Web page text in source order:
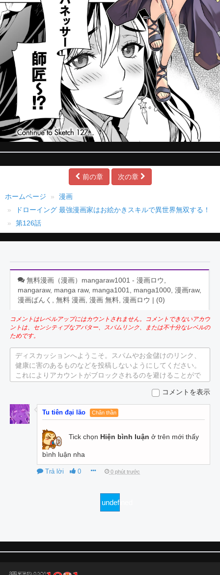
前の章 次の章
ホームページ
漫画
ドローイング 最強漫画家はお絵かきスキルで異世界無双する！
第126話
無料漫画（漫画）mangaraw1001 - 漫画ロウ,
mangaraw, manga raw, manga1001, manga1000, 漫画raw,
漫画ばんく, 無料 漫画, 漫画 無料, 漫画ロウ | (0)
コメントはレベルアップにはカウントされません。コメントできないアカウ
ントは、センシティブなアバター、スパムリンク、または不十分なレベルの
ためです。
ディスカッションへようこそ。スパムやお金儲けのリンク、
健康に害のあるものなどを投稿しないようにしてください。
これによりアカウントがブロックされるのを避けることがで
コメントを表示
Tu tiên đại lão Chân thần
Tick chọn Hiện bình luận ở trên mới thấy
bình luận nha
Trả lời 0 0 phút trước
undefined